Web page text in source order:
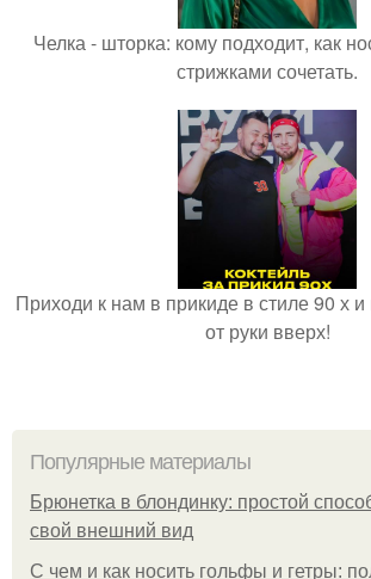
Челка - шторка: кому подходит, как
стрижками сочетать.
Приходи к нам в прикиде в стиле 90 х
от руки вверх!
Популярные материалы
Брюнетка в блондинку: простой
свой внешний вид
С чем и как носить гольфы и гетры: